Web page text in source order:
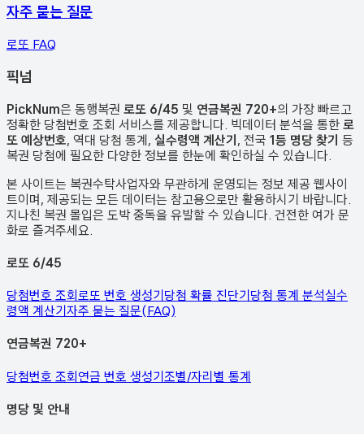
자주 묻는 질문
로또 FAQ
픽넘
PickNum은 동행복권 로또 6/45 및 연금복권 720+의 가장 빠르고
정확한 당첨번호 조회 서비스를 제공합니다. 빅데이터 분석을 통한 로
또 예상번호, 역대 당첨 통계, 실수령액 계산기, 전국 1등 명당 찾기 등
복권 당첨에 필요한 다양한 정보를 한눈에 확인하실 수 있습니다.
본 사이트는 복권수탁사업자와 무관하게 운영되는 정보 제공 웹사이
트이며, 제공되는 모든 데이터는 참고용으로만 활용하시기 바랍니다.
지나친 복권 몰입은 도박 중독을 유발할 수 있습니다. 건전한 여가 문
화로 즐겨주세요.
로또 6/45
당첨번호 조회로또 번호 생성기당첨 확률 진단기당첨 통계 분석실수
령액 계산기자주 묻는 질문(FAQ)
연금복권 720+
당첨번호 조회연금 번호 생성기조별/자리별 통계
명당 및 안내